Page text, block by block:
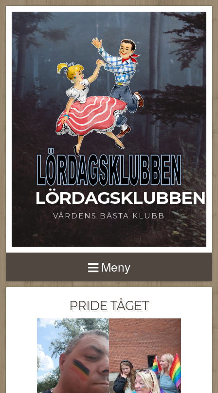
LÖRDAGSKLUBBEN
VÄRDENS BÄSTA KLUBB
Meny
PRIDE TÅGET